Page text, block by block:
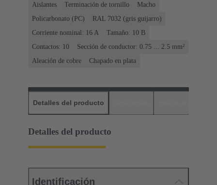
Aislantes Terminación de tornillo
Macho
Policarbonato (PC)
RAL 7032 (gris guijarro)
Corriente nominal: ‌16 A
Tamaño: 10 B
Contactos: 10
Sección de conductor: 0.75 ... 2.5 mm²
Aleación de cobre
Chapado en plata
Detalles del producto
Detalles del producto
Identificación